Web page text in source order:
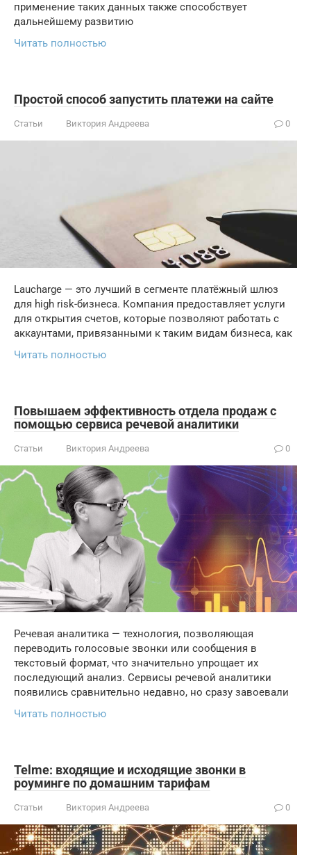
применение таких данных также способствует
дальнейшему развитию
Читать полностью
Простой способ запустить платежи на сайте
Статьи Виктория Андреева 0
Laucharge — это лучший в сегменте платёжный шлюз
для high risk-бизнеса. Компания предоставляет услуги
для открытия счетов, которые позволяют работать с
аккаунтами, привязанными к таким видам бизнеса, как
Читать полностью
Повышаем эффективность отдела продаж с
помощью сервиса речевой аналитики
Статьи Виктория Андреева 0
Речевая аналитика — технология, позволяющая
переводить голосовые звонки или сообщения в
текстовый формат, что значительно упрощает их
последующий анализ. Сервисы речевой аналитики
появились сравнительно недавно, но сразу завоевали
Читать полностью
Telme: входящие и исходящие звонки в
роуминге по домашним тарифам
Статьи Виктория Андреева 0